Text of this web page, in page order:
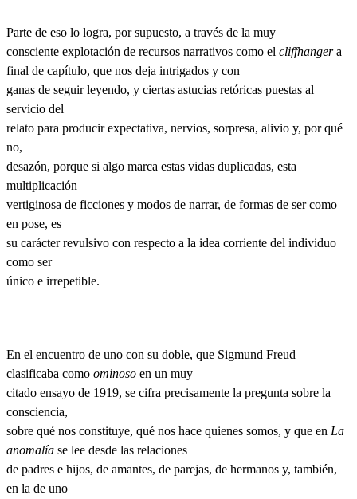
Parte de eso lo logra, por supuesto, a través de la muy
consciente explotación de recursos narrativos como el cliffhangera
final de capítulo, que nos deja intrigados y con
ganas de seguir leyendo, y ciertas astucias retóricas puestas al
servicio del
relato para producir expectativa, nervios, sorpresa, alivio y, por qué
no,
desazón, porque si algo marca estas vidas duplicadas, esta
multiplicación
vertiginosa de ficciones y modos de narrar, de formas de ser como
en pose, es
su carácter revulsivo con respecto a la idea corriente del individuo
como ser
único e irrepetible.
En el encuentro de uno con su doble, que Sigmund Freud
clasificaba como ominoso en un muy
citado ensayo de 1919, se cifra precisamente la pregunta sobre la
consciencia,
sobre qué nos constituye, qué nos hace quienes somos, y que en La
anomalía se lee desde las relaciones
de padres e hijos, de amantes, de parejas, de hermanos y, también,
en la de uno